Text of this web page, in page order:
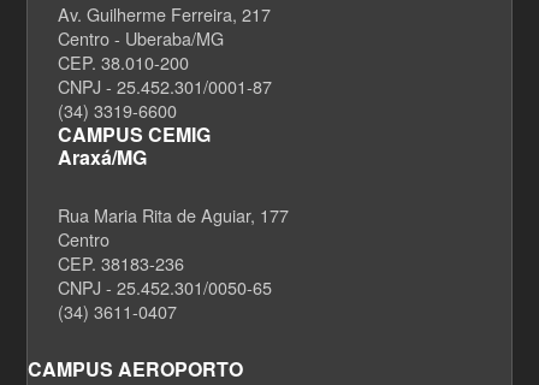
Av. Guilherme Ferreira, 217
Centro - Uberaba/MG
CEP. 38.010-200
CNPJ - 25.452.301/0001-87
(34) 3319-6600
CAMPUS CEMIG
Araxá/MG
Rua Maria Rita de Aguiar, 177
Centro
CEP. 38183-236
CNPJ - 25.452.301/0050-65
(34) 3611-0407
CAMPUS AEROPORTO